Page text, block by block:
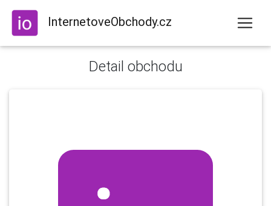
InternetoveObchody.cz
Detail obchodu